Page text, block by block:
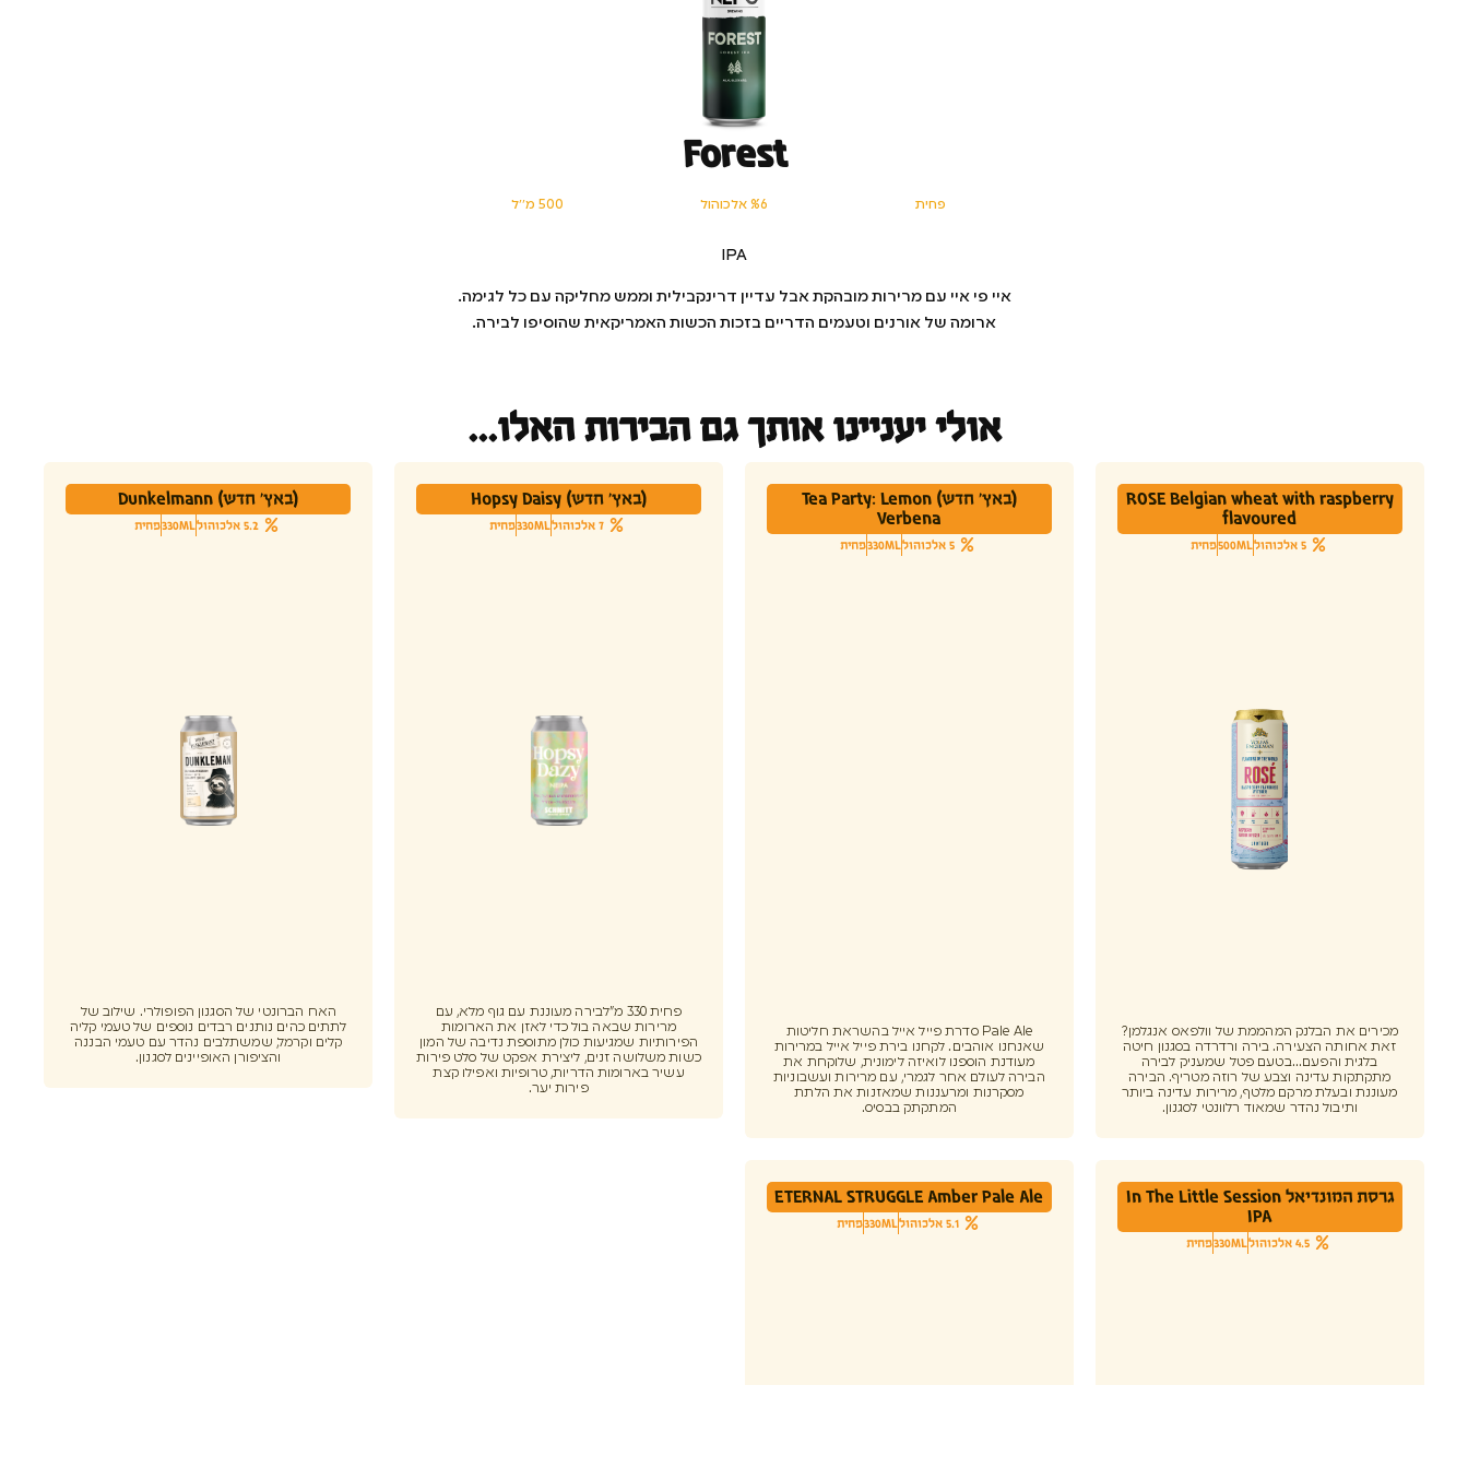
Forest
פחית %6 אלכוהול 500 מ׳׳ל
IPA
איי פי איי עם מרירות מובהקת אבל עדיין דרינקבילית וממש מחליקה עם כל לגימה.
ארומה של אורנים וטעמים הדריים בזכות הכשות האמריקאית שהוסיפו לבירה.
אולי יעניינו אותך גם הבירות האלו...
ROSE Belgian wheat with raspberry
flavoured
5 אלכוהול 500MLפחית
מכירים את הבלנק המהממת של וולפאס אנגלמן?
זאת אחותה הצעירה. בירה ורדרדה בסגנון חיטה
בלגית והפעם...בטעם פטל שמעניק לבירה
מתקתקות עדינה וצבע של רוזה מטריף. הבירה
מעוננת ובעלת מרקם מלטף, מרירות עדינה ביותר
ותיבול נהדר שמאוד רלוונטי לסגנון.
(באץ' חדש) Tea Party: Lemon
Verbena
5 אלכוהול 330MLפחית
Pale Ale סדרת פייל אייל בהשראת חליטות
שאנחנו אוהבים. לקחנו בירת פייל אייל במרירות
מעודנת הוספנו לואיזה לימונית, שלוקחת את
הבירה לעולם אחר לגמרי, עם מרירות ועשבוניות
מסקרנות ומרעננות שמאזנות את הלתת
המתקתק בבסיס.
(באץ' חדש) Hopsy Daisy
7 אלכוהול 330MLפחית
פחית 330 מ"לבירה מעוננת עם גוף מלא, עם
מרירות שבאה בול כדי לאזן את הארומות
הפירותיות שמגיעות כולן מתוספת נדיבה של המון
כשות משלושה זנים, ליצירת אפקט של סלט פירות
עשיר בארומות הדריות, טרופיות ואפילו קצת
פירות יער.
(באץ' חדש) Dunkelmann
5.2 אלכוהול 330MLפחית
האח הברונטי של הסגנון הפופולרי. שילוב של
לתתים כהים נותנים רבדים נוספים של טעמי קליה
קלים וקרמל, שמשתלבים נהדר עם טעמי הבננה
והציפורן האופיינים לסגנון.
גרסת המונדיאל In The Little Session
IPA
4.5 אלכוהול 330MLפחית
ETERNAL STRUGGLE Amber Pale Ale
5.1 אלכוהול 330MLפחית